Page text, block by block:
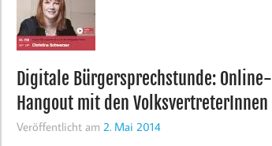
Digitale Bürgersprechstunde: Online-
Hangout mit den VolksvertreterInnen
Veröffentlicht am 2. Mai 2014